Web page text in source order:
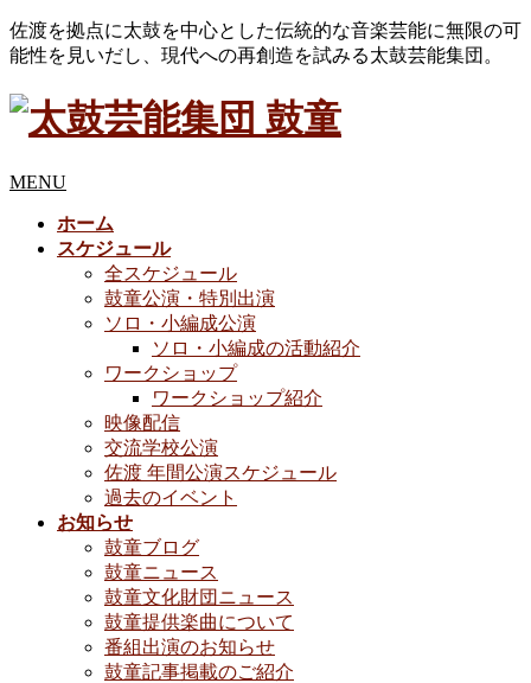
佐渡を拠点に太鼓を中心とした伝統的な音楽芸能に無限の可
能性を見いだし、現代への再創造を試みる太鼓芸能集団。
MENU
ホーム
スケジュール
全スケジュール
鼓童公演・特別出演
ソロ・小編成公演
ソロ・小編成の活動紹介
ワークショップ
ワークショップ紹介
映像配信
交流学校公演
佐渡 年間公演スケジュール
過去のイベント
お知らせ
鼓童ブログ
鼓童ニュース
鼓童文化財団ニュース
鼓童提供楽曲について
番組出演のお知らせ
鼓童記事掲載のご紹介